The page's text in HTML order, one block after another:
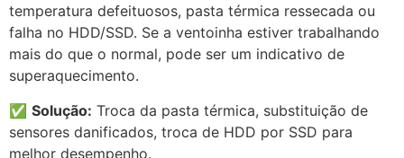
temperatura defeituosos, pasta térmica ressecada ou
falha no HDD/SSD. Se a ventoinha estiver trabalhando
mais do que o normal, pode ser um indicativo de
superaquecimento.
✅ Solução: Troca da pasta térmica, substituição de
sensores danificados, troca de HDD por SSD para
melhor desempenho.